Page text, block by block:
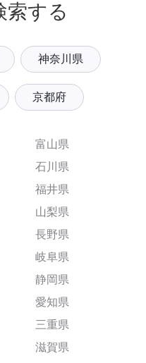
索する
神奈川県
京都府
富山県
石川県
福井県
山梨県
長野県
岐阜県
静岡県
愛知県
三重県
滋賀県